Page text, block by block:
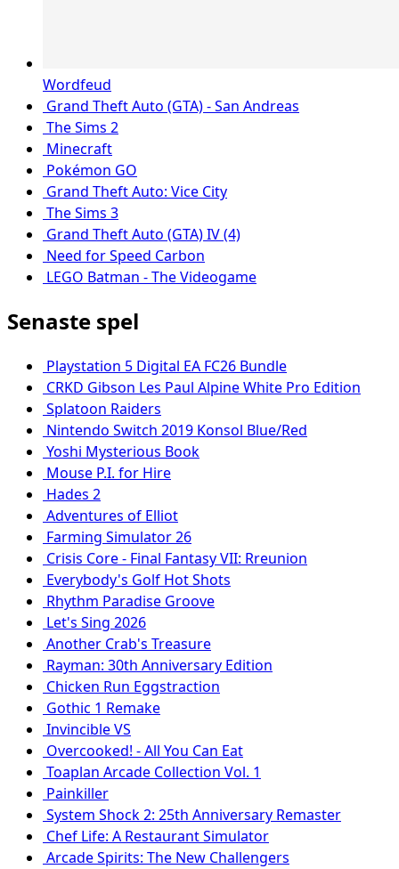
Wordfeud
Grand Theft Auto (GTA) - San Andreas
The Sims 2
Minecraft
Pokémon GO
Grand Theft Auto: Vice City
The Sims 3
Grand Theft Auto (GTA) IV (4)
Need for Speed Carbon
LEGO Batman - The Videogame
Senaste spel
Playstation 5 Digital EA FC26 Bundle
CRKD Gibson Les Paul Alpine White Pro Edition
Splatoon Raiders
Nintendo Switch 2019 Konsol Blue/Red
Yoshi Mysterious Book
Mouse P.I. for Hire
Hades 2
Adventures of Elliot
Farming Simulator 26
Crisis Core - Final Fantasy VII: Rreunion
Everybody's Golf Hot Shots
Rhythm Paradise Groove
Let's Sing 2026
Another Crab's Treasure
Rayman: 30th Anniversary Edition
Chicken Run Eggstraction
Gothic 1 Remake
Invincible VS
Overcooked! - All You Can Eat
Toaplan Arcade Collection Vol. 1
Painkiller
System Shock 2: 25th Anniversary Remaster
Chef Life: A Restaurant Simulator
Arcade Spirits: The New Challengers